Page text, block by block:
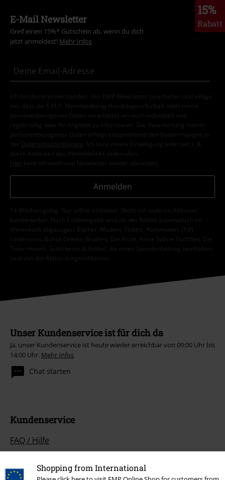
Shopping from International
15%
Rabatt
E-Mail Newsletter
Greif einen 15%* Gutschein ab, wenn du dich
jetzt anmeldest! Mehr Infos
Ich bin damit einverstanden, den EMP-Newsletter zu erhalten und willige
ein, dass die E.M.P. Merchandising Handelsgesellschaft mbH meine
personenbezogenen Daten verarbeitet um mich individuell und
regelmäßig über ihr Angebot zu informieren. Die Verarbeitung meiner
personenbezogenen Daten erfolgt entsprechend den Bestimmungen in
der
Datenschutzerklärung
. Ich kann meine Einwilligung jederzeit z. B.
durch Anklicken des Abmeldelinks widerrufen.
Hier kann ich mich vom Newsletter wieder abmelden.
Anmelden
*4 Wochen gültig. Nur online einlösbar. Nicht mit anderen Aktionen
kombinierbar. Nach Codeeingabe wird dir der Rabatt automatisch im
Warenkorb abgezogen. Bücher, Medien, Tickets, Rammstein, (Till)
Lindemann, Böhse Onkelz, Broilers, Die Ärzte, Feine Sahne Fischfilet, Die
Toten Hosen, Gutscheine & Artikel, die einen Spendenbeitrag beinhalten,
sind von der Aktion ausgeschlossen.
Unser Kundenservice ist für dich da
Ja, unser Kundenservice ist heute wieder erreichbar von 09:00 Uhr bis
14:00 Uhr. Mehr Infos
Chat starten
Kundenservice
FAQ / Hilfe